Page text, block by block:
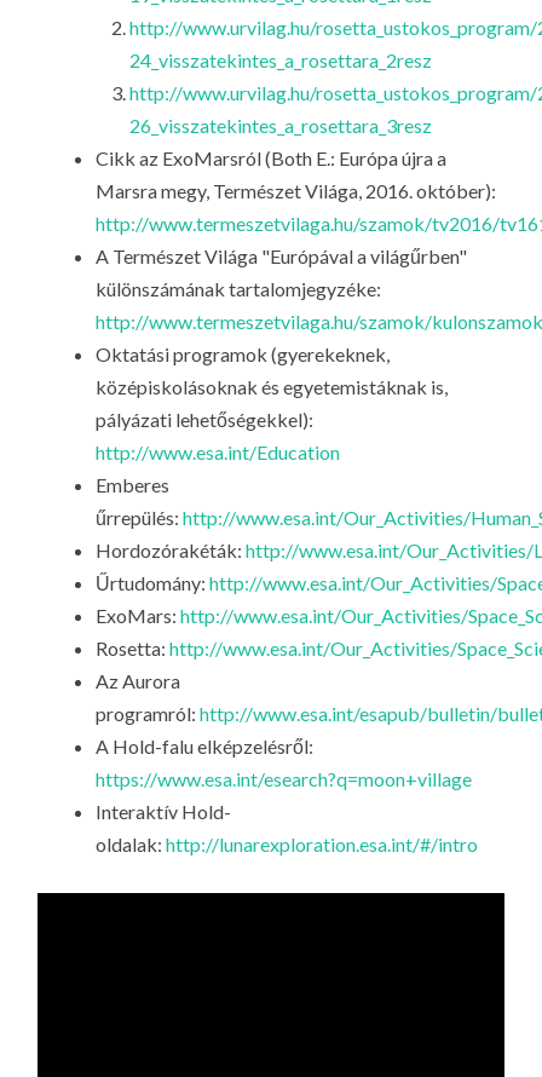
http://www.urvilag.hu/
24_visszatekintes_a_rosettara_2resz
http://www.urvilag.hu/
26_visszatekintes_a_rosettara_3resz
Cikk az ExoMarsról (Both E.: Európa újra a
Marsra megy, Természet Világa, 2016. október):
http://www.termeszetvilaga.hu/szamok/tv2016/
A Természet Világa "Európával a világűrben"
különszámának tartalomjegyzéke:
http://www.termeszetvilaga.hu/szamok/
Oktatási programok (gyerekeknek,
középiskolásoknak és egyetemistáknak is,
pályázati lehetőségekkel):
http://www.esa.int/Education
Emberes
űrrepülés:http://www.esa.int/Our_Activities/
Hordozórakéták:http://www.esa.int/Our_Activities/
Űrtudomány:http://www.esa.int/Our_Activities/
ExoMars:http://www.esa.int/Our_Activities/
Rosetta:http://www.esa.int/Our_Activities/
Az Aurora
programról:http://www.esa.int/esapub/bulletin/
A Hold-falu elképzelésről:
https://www.esa.int/esearch?q=moon+village
Interaktív Hold-
oldalak:http://lunarexploration.esa.int/#/intro